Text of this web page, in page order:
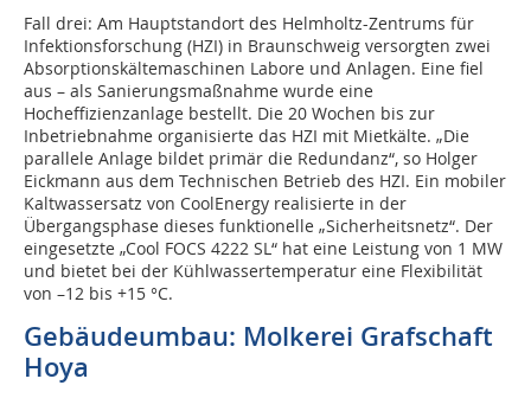
Fall drei: Am Hauptstandort des Helmholtz-Zentrums für
Infektionsforschung (HZI) in Braunschweig versorgten zwei
Absorptionskältemaschinen Labore und Anlagen. Eine fiel
aus – als Sanierungsmaßnahme wurde eine
Hocheffizienzanlage bestellt. Die 20 Wochen bis zur
Inbetriebnahme organisierte das HZI mit Mietkälte. „Die
parallele Anlage bildet primär die Redundanz“, so Holger
Eickmann aus dem Technischen Betrieb des HZI. Ein mobiler
Kaltwassersatz von Cool­Energy realisierte in der
Übergangsphase dieses funktionelle „Sicherheitsnetz“. Der
eingesetzte „Cool FOCS 4222 SL“ hat eine Leistung von 1 MW
und bietet bei der Kühlwassertemperatur eine Flexibilität
von –12 bis +15 °C.
Gebäudeumbau: Molkerei Grafschaft
Hoya